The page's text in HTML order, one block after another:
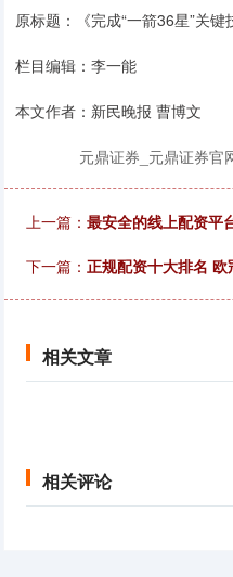
原标题：《完成“一箭36星”关
栏目编辑：李一能
本文作者：新民晚报 曹博文
元鼎证券_元鼎证券官
上一篇： 最安全的线上配资平
下一篇： 正规配资十大排名 欧
相关文章
相关评论